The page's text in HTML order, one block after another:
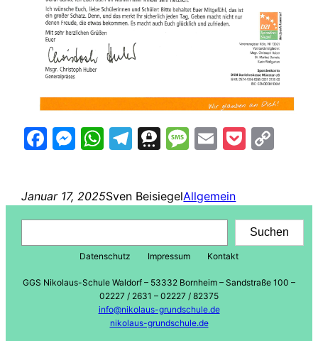
Facebook
Messenger
WhatsApp
Telegram
Threema
Message
Email
Januar 17, 2025Sven BeisiegelAllgemein
Suchen
Datenschutz Impressum Kontakt
GGS Nikolaus-Schule Waldorf – 53332 Bornheim – Sandstraße 100 –
02227 / 2631 – 02227 / 82375
info@nikolaus-grundschule.de
nikolaus-grundschule.de